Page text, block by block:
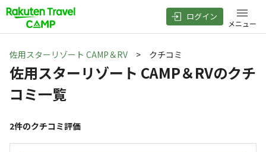
ログイン
メニュー
佐用スターリゾート CAMP＆RV > クチコミ
佐用スターリゾート CAMP＆RVのクチ
コミ一覧
2件のクチコミ評価